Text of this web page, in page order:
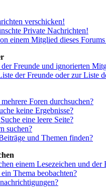
verschicken!
Private Nachrichten!
einem Mitglied dieses
Freunde und ignorierten
der Freunde oder zur Liste
Foren durchsuchen?
keine Ergebnisse?
eine leere Seite?
suchen?
und Themen finden?
einem Lesezeichen und
Thema beobachten?